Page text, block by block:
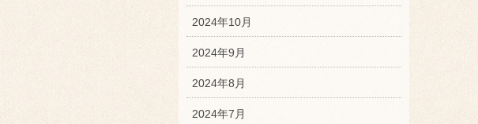
2024年10月
2024年9月
2024年8月
2024年7月